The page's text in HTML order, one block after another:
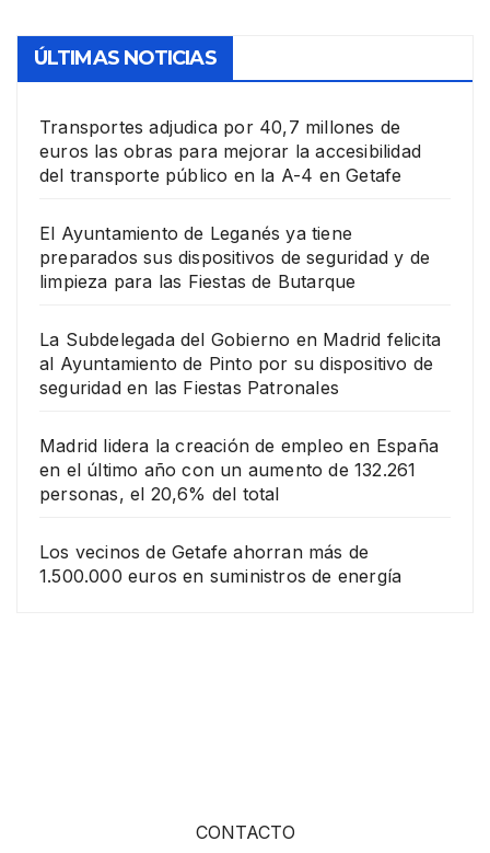
ÚLTIMAS NOTICIAS
Transportes adjudica por 40,7 millones de
euros las obras para mejorar la accesibilidad
del transporte público en la A-4 en Getafe
El Ayuntamiento de Leganés ya tiene
preparados sus dispositivos de seguridad y de
limpieza para las Fiestas de Butarque
La Subdelegada del Gobierno en Madrid felicita
al Ayuntamiento de Pinto por su dispositivo de
seguridad en las Fiestas Patronales
Madrid lidera la creación de empleo en España
en el último año con un aumento de 132.261
personas, el 20,6% del total
Los vecinos de Getafe ahorran más de
1.500.000 euros en suministros de energía
CONTACTO